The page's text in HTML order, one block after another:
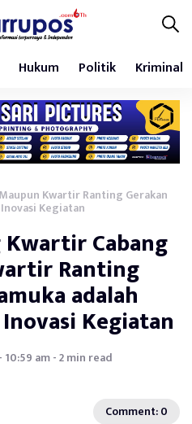
Hukum Politik Kriminal
Kwartir Ranting Gerakan
Kegiatan
Cabang
Ranting
adalah
Kegiatan
10:59 am - 2 min read
Comment: 0